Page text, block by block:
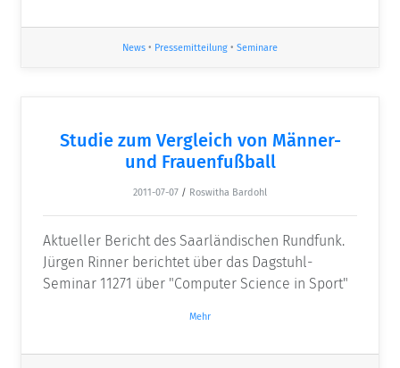
News • Pressemitteilung • Seminare
Studie zum Vergleich von Männer-
und Frauenfußball
2011-07-07 / Roswitha Bardohl
Aktueller Bericht des Saarländischen Rundfunk.
Jürgen Rinner berichtet über das Dagstuhl-
Seminar 11271 über "Computer Science in Sport"
Mehr